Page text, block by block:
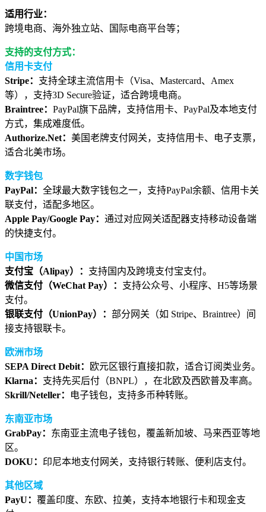
适用行业：
跨境电商、海外独立站、国际电商平台等；
支持的支付方式：
信用卡支付
Stripe： 支持全球主流信用卡（Visa、Mastercard、Amex
等），支持3D Secure验证，适合跨境电商。
Braintree： PayPal旗下品牌，支持信用卡、PayPal及本地支付
方式，集成难度低。
Authorize.Net： 美国老牌支付网关，支持信用卡、电子支票，
适合北美市场。
数字钱包
PayPal： 全球最大数字钱包之一，支持PayPal余额、信用卡关
联支付，适配多地区。
Apple Pay/Google Pay： 通过对应网关适配器支持移动设备端
的快捷支付。
中国市场
支付宝（Alipay）： 支持国内及跨境支付宝支付。
微信支付（WeChat Pay）： 支持公众号、小程序、H5等场景
支付。
银联支付（UnionPay）： 部分网关（如 Stripe、Braintree）间
接支持银联卡。
欧洲市场
SEPA Direct Debit：
欧元区银行直接扣款，适合订阅类业务。
Klarna： 支持先买后付（BNPL），在北欧及西欧普及率高。
Skrill/Neteller：
电子钱包，支持多币种转账。
东南亚市场
GrabPay： 东南亚主流电子钱包，覆盖新加坡、马来西亚等地
区。
DOKU： 印尼本地支付网关，支持银行转账、便利店支付。
其他区域
PayU： 覆盖印度、东欧、拉美，支持本地银行卡和现金支